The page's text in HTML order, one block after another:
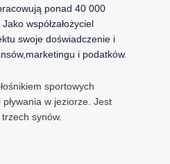
ponad 40 000
współzałożyciel
swoje doświadczenie i
i podatków.
sportowych
w jeziorze. Jest
synów.